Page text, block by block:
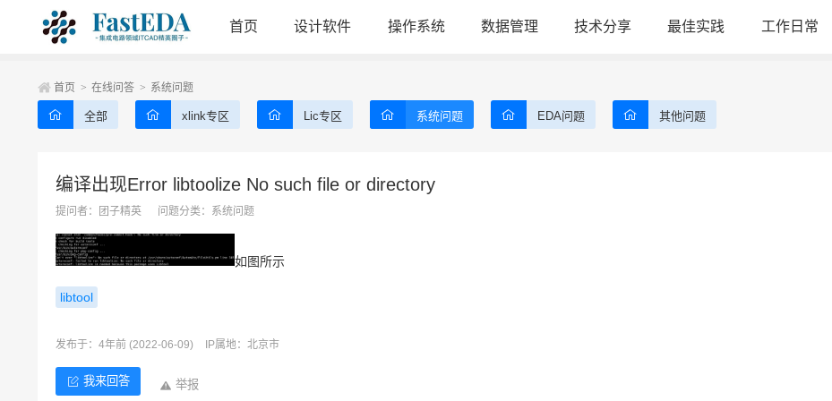
首页 设计软件 操作系统 数据管理 技术分享 最佳实践 工作日常
首页 > 在线问答 > 系统问题
全部 xlink专区 Lic专区 系统问题 EDA问题 其他问题
编译出现Error libtoolize No such file or directory
提问者： 团子精英 问题分类： 系统问题
如图所示
libtool
发布于：4年前 (2022-06-09) IP属地：北京市
我来回答 举报